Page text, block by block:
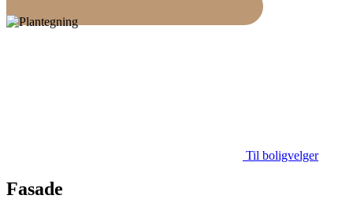
Til boligvelger
Fasade